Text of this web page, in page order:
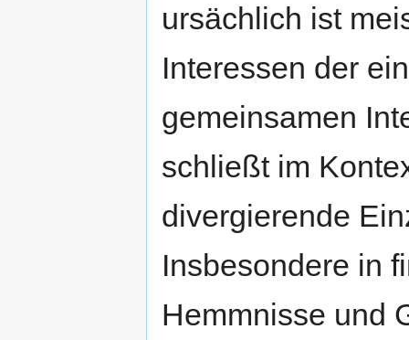
ursächlich ist
Interessen der
gemeinsamen
schließt im
divergierende
Insbesondere in
Hemmnisse und